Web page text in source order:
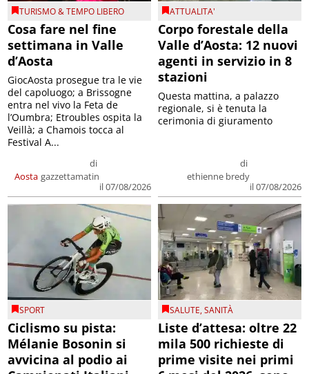
TURISMO & TEMPO LIBERO
Cosa fare nel fine
settimana in Valle
d’Aosta
Aosta
di
gazzettamatin
il 07/08/2026
GiocAosta prosegue tra le vie
del capoluogo; a Brissogne
entra nel vivo la Feta de
l’Oumbra; Etroubles ospita la
Veillà; a Chamois tocca al
Festival A...
ATTUALITA'
Corpo forestale della
Valle d’Aosta: 12 nuovi
agenti in servizio in 8
stazioni
di
ethienne bredy
il 07/08/2026
Questa mattina, a palazzo
regionale, si è tenuta la
cerimonia di giuramento
SPORT
Ciclismo su pista:
Mélanie Bosonin si
avvicina al podio ai
SALUTE,SANITÀ
Liste d’attesa: oltre 22
mila 500 richieste di
prime visite nei primi